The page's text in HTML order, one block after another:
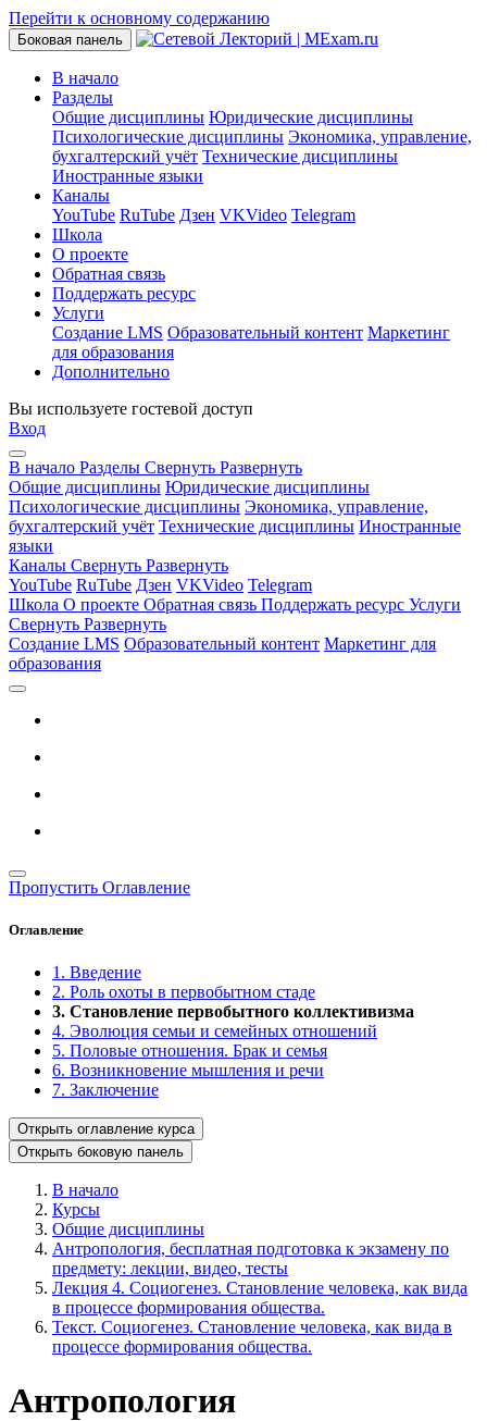
Перейти к основному содержанию
Боковая панель
В начало
Разделы
Общие дисциплины Юридические дисциплины
Психологические дисциплины Экономика, управление,
бухгалтерский учёт Технические дисциплины
Иностранные языки
Каналы
YouTube RuTube Дзен VKVideo Telegram
Школа
О проекте
Обратная связь
Поддержать ресурс
Услуги
Создание LMS Образовательный контент Маркетинг
для образования
Дополнительно
Вы используете гостевой доступ
Вход
В начало Разделы Свернуть Развернуть
Общие дисциплины Юридические дисциплины
Психологические дисциплины Экономика, управление,
бухгалтерский учёт Технические дисциплины Иностранные
языки
Каналы Свернуть Развернуть
YouTube RuTube Дзен VKVideo Telegram
Школа О проекте Обратная связь Поддержать ресурс Услуги
Свернуть Развернуть
Создание LMS Образовательный контент Маркетинг для
образования
Пропустить Оглавление
Оглавление
1. Введение
2. Роль охоты в первобытном стаде
3. Становление первобытного коллективизма
4. Эволюция семьи и семейных отношений
5. Половые отношения. Брак и семья
6. Возникновение мышления и речи
7. Заключение
Открыть оглавление курса
Открыть боковую панель
В начало
Курсы
Общие дисциплины
Антропология, бесплатная подготовка к экзамену по
предмету: лекции, видео, тесты
Лекция 4. Социогенез. Становление человека, как вида
в процессе формирования общества.
Текст. Социогенез. Становление человека, как вида в
процессе формирования общества.
Антропология